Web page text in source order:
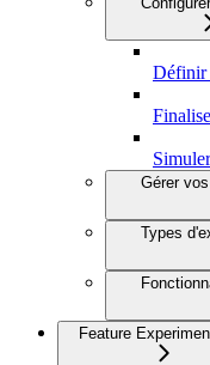
Définir
Gérer
Types
Feature